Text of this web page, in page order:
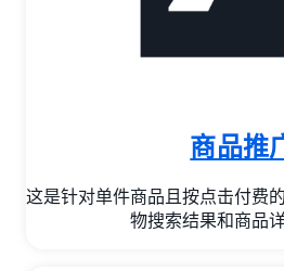
商品推
这是针对单件商品且按点击付费
物搜索结果和商品详